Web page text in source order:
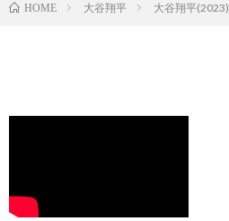
HOME 大谷翔平 大谷翔平(2023)